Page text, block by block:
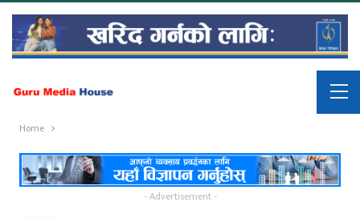
Home
- Advertisement -